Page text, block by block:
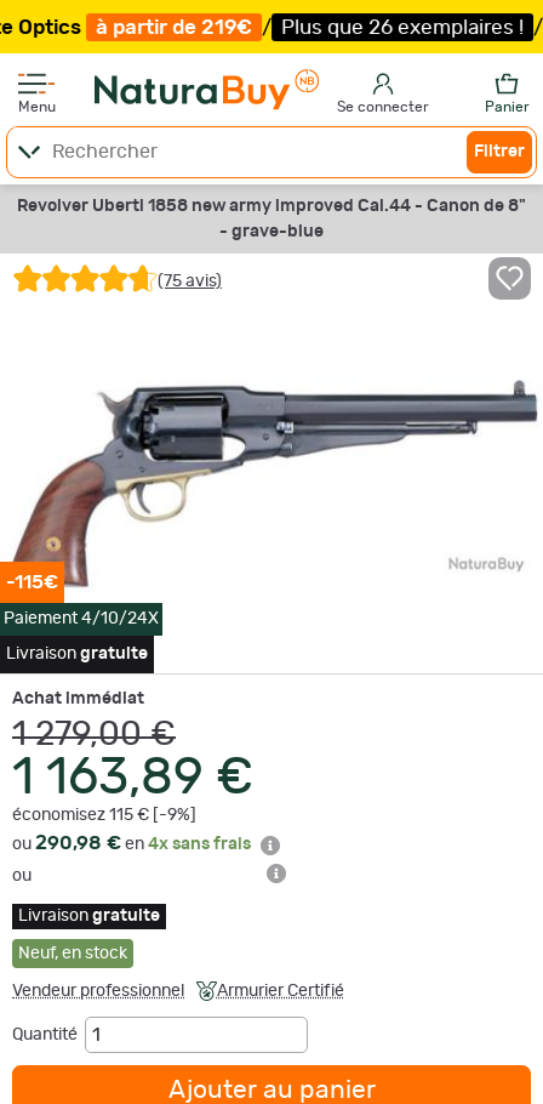
partir de 219€ / Plus que 26 exemplaires ! /Livraison
Menu Se connecter Panier
Filtrer
Revolver Uberti 1858 new army improved Cal.44 - Canon de 8"
- grave-blue
(75 avis)
-115€
Paiement 4/10/24X
Livraison gratuite
Achat immédiat
1 279,00 €
1 163,89 €
économisez 115 € [-9%]
ou 290,98 € en 4x sans frais
ou
Livraison gratuite
Neuf, en stock
Vendeur professionnel Armurier Certifié
Quantité
Ajouter au panier